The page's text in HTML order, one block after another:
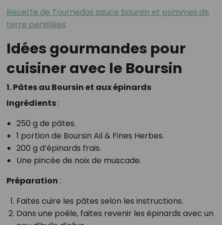
Recette de Tournedos sauce boursin et pommes de
terre persillées
Idées gourmandes pour
cuisiner avec le Boursin
1. Pâtes au Boursin et aux épinards
Ingrédients:
250 g de pâtes.
1 portion de Boursin Ail & Fines Herbes.
200 g d’épinards frais.
Une pincée de noix de muscade.
Préparation :
Faites cuire les pâtes selon les instructions.
Dans une poêle, faites revenir les épinards avec un